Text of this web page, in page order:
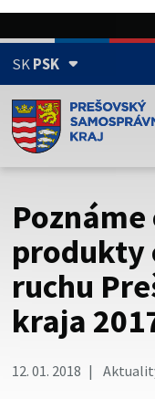
SKPSK
Doména psk.sk je
Toto je oficiálna
Táto stránka je
Buďte pozorní a vždy
cez zabezpečenú
vždy začína https://
produkty
ruchu
kraja
12. 01. 2018